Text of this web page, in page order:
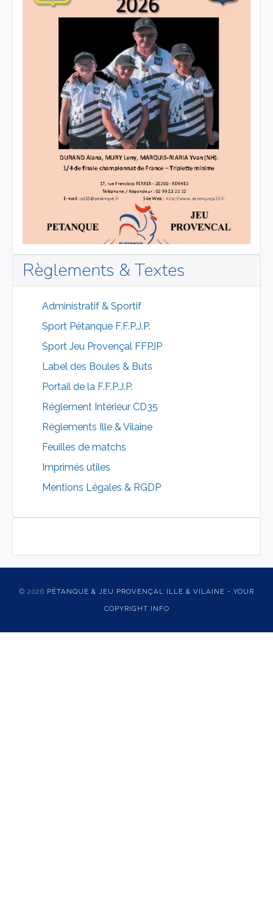
Règlements & Textes
Administratif & Sportif
Sport Pétanque F.F.P.J.P.
Sport Jeu Provençal FFPJP
Label des Boules & Buts
Portail de la F.F.P.J.P.
Réglement Intérieur CD35
Règlements Ille & Vilaine
Feuilles de matchs
Imprimés utiles
Mentions Légales & RGDP
© 2026 PÉTANQUE & JEU PROVENÇAL ILLE & VILAINE - YOUR
COPYRIGHT INFO